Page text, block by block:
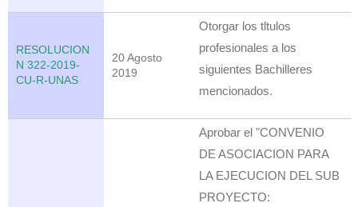
RESOLUCION
N 322-2019-
CU-R-UNAS
20 Agosto
2019
Otorgar los tltulos
profesionales a los
siguientes Bachilleres
mencionados.
Aprobar el "CONVENIO
DE ASOCIACION PARA
LA EJECUCION DEL SUB
PROYECTO: